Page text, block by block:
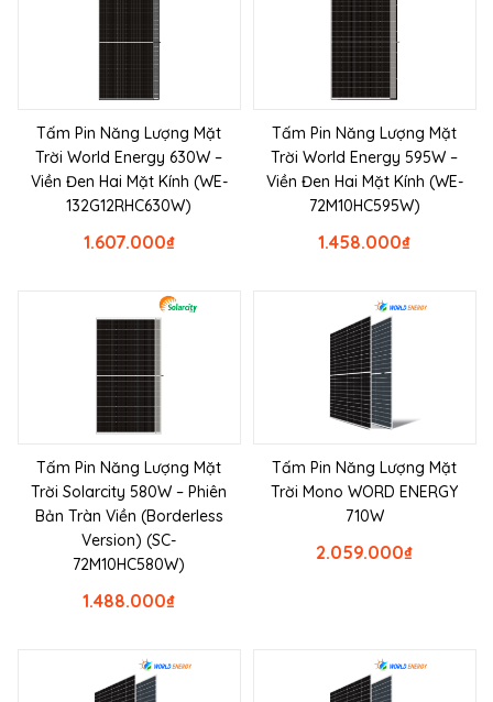
Tấm Pin Năng Lượng Mặt
Trời World Energy 630W –
Viền Đen Hai Mặt Kính (WE-
132G12RHC630W)
₫
1.607.000
Tấm Pin Năng Lượng Mặt
Trời World Energy 595W –
Viền Đen Hai Mặt Kính (WE-
72M10HC595W)
₫
1.458.000
Tấm Pin Năng Lượng Mặt
Trời Solarcity 580W – Phiên
Bản Tràn Viền (Borderless
Version) (SC-
72M10HC580W)
₫
1.488.000
Tấm Pin Năng Lượng Mặt
Trời Mono WORD ENERGY
710W
₫
2.059.000